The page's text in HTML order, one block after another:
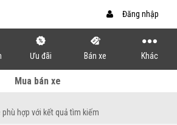
Đăng nhập
Ưu đãi Bán xe Khác
Mua bán xe
phù hợp với kết quả tìm kiếm